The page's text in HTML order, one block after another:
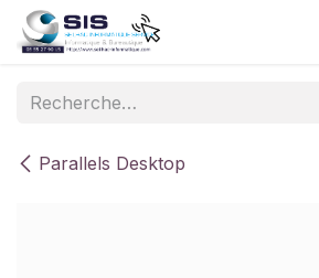
Se rendre au contenu
Parallels Desktop